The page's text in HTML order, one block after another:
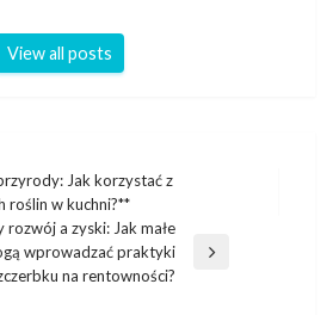
View all posts
Jak korzystać z
roślin w kuchni?**
a zyski: Jak małe
wprowadzać praktyki
na rentowności?